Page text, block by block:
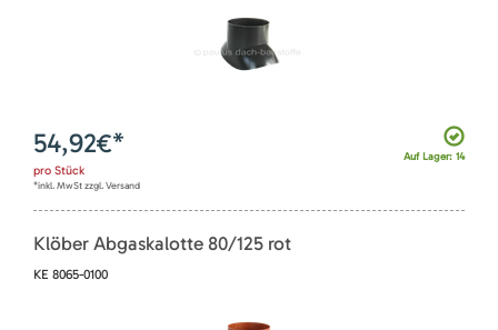
Auf Lager: 14
54,92€*
pro Stück
*inkl. MwSt zzgl. Versand
Klöber Abgaskalotte 80/125 rot
KE 8065-0100